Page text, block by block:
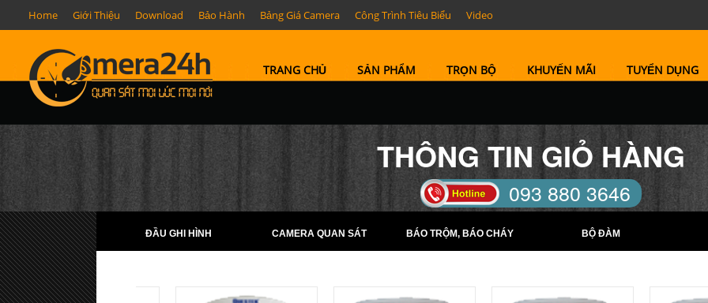
Home Giới Thiệu Download Bảo Hành Bảng Giá Camera Công Trình Tiêu Biểu Video
TRANG CHỦ SẢN PHẨM TRỌN BỘ KHUYẾN MÃI TUYỂN DỤNG
THÔNG TIN GIỎ HÀNG
093 880 3646
TELL: (0274) 6569422 -
(0274) 6569423
ĐẦU GHI HÌNH CAMERA QUAN SÁT BÁO TRỘM, BÁO CHÁY BỘ ĐÀM